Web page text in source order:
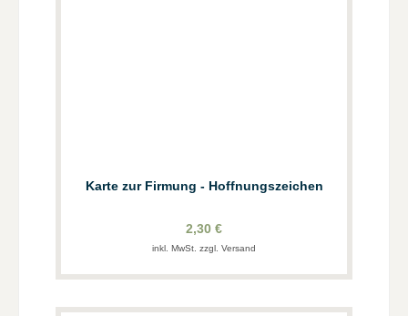
Karte zur Firmung - Hoffnungszeichen
2,30 €
inkl. MwSt. zzgl. Versand